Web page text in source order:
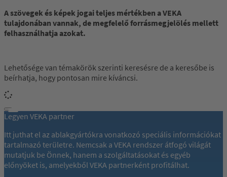
A szövegek és képek jogai teljes mértékben a VEKA
tulajdonában vannak, de megfelelő forrásmegjelölés mellett
felhasználhatja azokat.
Lehetősége van témakörök szerinti keresésre de a keresőbe is
beírhatja, hogy pontosan mire kíváncsi.
Legyen VEKA partner
Itt juthat el az ablakgyártókra vonatkozó speciális információkat
tartalmazó területre. Nemcsak a VEKA rendszer átfogó világát
mutatjuk be Önnek, hanem a szolgáltatásokat és egyéb
előnyöket is, amelyekből VEKA partnerként profitálhat.